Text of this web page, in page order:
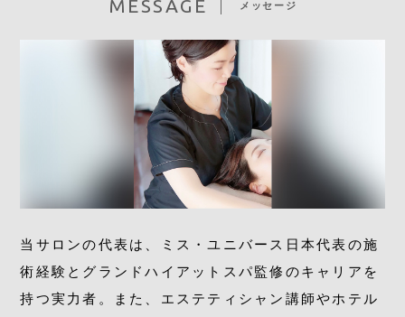
MESSAGE メッセージ
当サロンの代表は、ミス・ユニバース日本代表の施
術経験とグランドハイアットスパ監修のキャリアを
持つ実力者。また、エステティシャン講師やホテル
BLOG
ACCESS
CONTACT
092-406-8666